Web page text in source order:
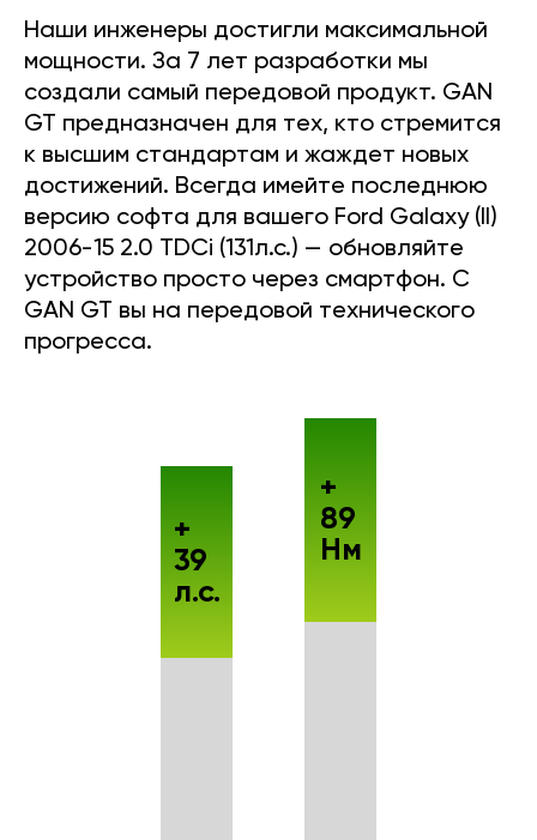
Наши инженеры достигли максимальной
мощности. За 7 лет разработки мы
создали самый передовой продукт. GAN
GT предназначен для тех, кто стремится
к высшим стандартам и жаждет новых
достижений. Всегда имейте последнюю
версию софта для вашего Ford Galaxy (II)
2006-15 2.0 TDCi (131л.с.) — обновляйте
устройство просто через смартфон. С
GAN GT вы на передовой технического
прогресса.
+
39
л.с.
+
89
Нм